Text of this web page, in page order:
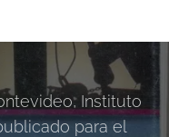
Instituto
para el